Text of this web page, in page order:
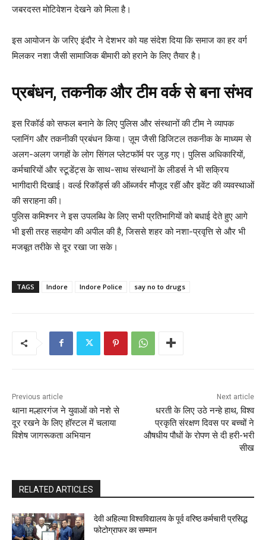
जबरदस्त मोटिवेशन देखने को मिला है।
इस आयोजन के जरिए इंदौर ने देशभर को यह संदेश दिया कि समाज का हर वर्ग
मिलकर नशा जैसी सामाजिक बीमारी को हराने के लिए तैयार है।
प्रबंधन, तकनीक और टीम वर्क से बना संभव
इस रिकॉर्ड को सफल बनाने के लिए पुलिस और संस्थानों की टीम ने व्यापक
प्लानिंग और तकनीकी प्रबंधन किया। ज़ूम जैसी डिजिटल तकनीक के माध्यम से
अलग-अलग जगहों के लोग सिंगल प्लेटफॉर्म पर जुड़ गए। पुलिस अधिकारियों,
कर्मचारियों और स्टूडेंट्स के साथ-साथ संस्थानों के लीडर्स ने भी सक्रिय
भागीदारी दिखाई। वर्ल्ड रिकॉर्ड्स की ऑब्जर्वर मौजूद रहीं और इवेंट की व्यवस्थाओं
की सराहना की।
पुलिस कमिश्नर ने इस उपलब्धि के लिए सभी प्रतिभागियों को बधाई देते हुए आगे
भी इसी तरह सहयोग की अपील की है, जिससे शहर को नशा-प्रवृत्ति से और भी
मजबूत तरीके से दूर रखा जा सके।
TAGS Indore Indore Police say no to drugs
Previous article
थाना मल्हारगंज ने युवाओं को नशे से
दूर रखने के लिए हॉस्टल में चलाया
विशेष जागरूकता अभियान
Next article
धरती के लिए उठे नन्हे हाथ, विश्व
प्रकृति संरक्षण दिवस पर बच्चों ने
औषधीय पौधों के रोपण से दी हरी-भरी
सीख
RELATED ARTICLES
देवी अहिल्या विश्वविद्यालय के पूर्व वरिष्ठ कर्मचारी प्रसिद्ध
फोटोग्राफर का सम्मान